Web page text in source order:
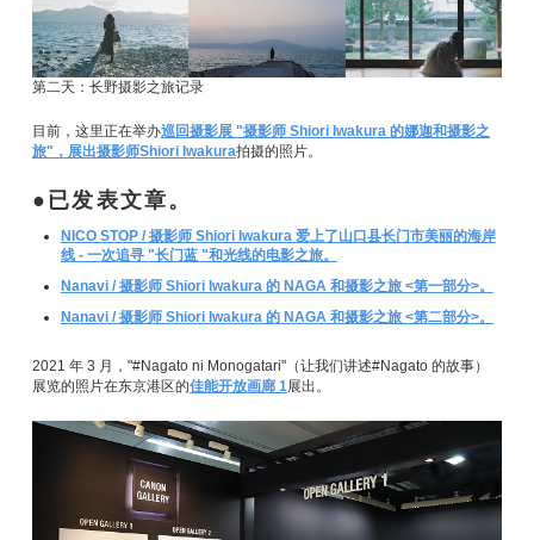
第二天：长野摄影之旅记录
目前，这里正在举办巡回摄影展 "摄影师 Shiori Iwakura 的娜迦和摄影之
旅"，展出摄影师Shiori Iwakura拍摄的照片。
已发表文章。
NICO STOP / 摄影师 Shiori Iwakura 爱上了山口县长门市美丽的海岸
线 - 一次追寻 "长门蓝 "和光线的电影之旅。
Nanavi / 摄影师 Shiori Iwakura 的 NAGA 和摄影之旅 <第一部分>。
Nanavi / 摄影师 Shiori Iwakura 的 NAGA 和摄影之旅 <第二部分>。
2021 年 3 月，"#Nagato ni Monogatari"（让我们讲述#Nagato 的故事）
展览的照片在东京港区的佳能开放画廊 1展出。